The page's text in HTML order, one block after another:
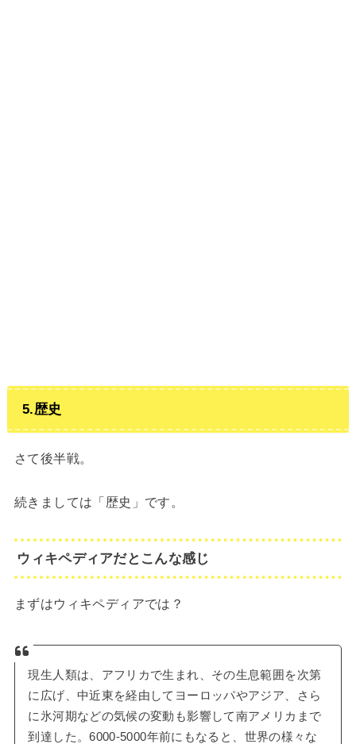
5.歴史
さて後半戦。
続きましては「歴史」です。
ウィキペディアだとこんな感じ
まずはウィキペディアでは？
現生人類は、アフリカで生まれ、その生息範囲を次第
に広げ、中近東を経由してヨーロッパやアジア、さら
に氷河期などの気候の変動も影響して南アメリカまで
到達した。6000-5000年前にもなると、世界の様々な